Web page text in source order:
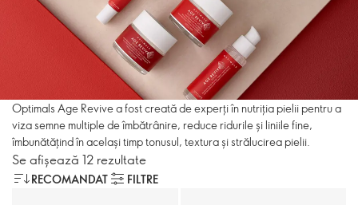
Optimals Age Revive a fost creată de experți în nutriția pielii pentru a
viza semne multiple de îmbătrânire, reduce ridurile și liniile fine,
îmbunătățind în același timp tonusul, textura și strălucirea pielii.
Se afișează 12 rezultate
RECOMANDAT FILTRE